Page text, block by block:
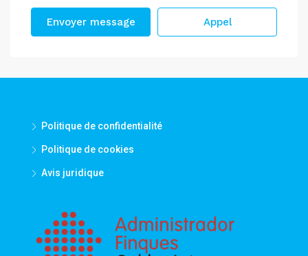
Envoyer message Appel
Politique de confidentialité
Politique de cookies
Avis juridique